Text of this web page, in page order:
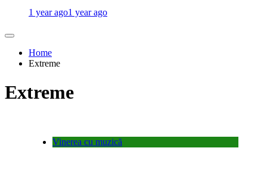
1 year ago1 year ago
Home
Extreme
Extreme
Vinerea cu muzică